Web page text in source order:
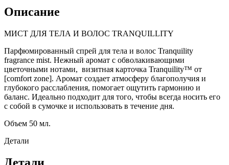
Описание
МИСТ ДЛЯ ТЕЛА И ВОЛОС TRANQUILLITY
Парфюмированный спрей для тела и волос Tranquility
fragrance mist. Нежный аромат с обволакивающими
цветочными нотами, визитная карточка Tranquility™ от
[comfort zone]. Аромат создает атмосферу благополучия и
глубокого расслабления, помогает ощутить гармонию и
баланс. Идеально подходит для того, чтобы всегда носить его
с собой в сумочке и использовать в течение дня.
Объем 50 мл.
Детали